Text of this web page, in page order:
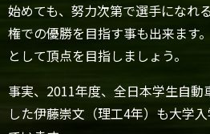
始めても、努力次第で選手になれ
権での優勝を目指す事も出来ます
として頂点を目指しましょう。
事実、2011年度、全日本学生自
した伊藤崇文（理工4年）も大学